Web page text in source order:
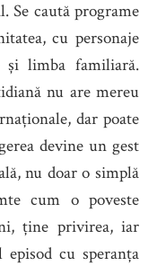
Se caută programe
cu personaje
și limba familiară.
nu are mereu
dar poate
devine un gest
nu doar o simplă
cum o poveste
ține privirea, iar
cu speranța